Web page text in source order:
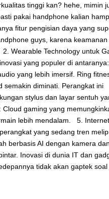
tinggi kan? hehe, mimin
pakai handphone kalian
fitur pengisian daya yang
guys, karena keamanan
Wearable Technology untuk
yang populer di antaranya:
yang lebih imersif. Ring
semakin diminati. Perangkat ini
stylus dan layar sentuh
gaming yang
lebih mendalam. 5.
yang sedang tren
berbasis AI dengan kamera
Inovasi di dunia IT dan
tidak akan gaptek soal